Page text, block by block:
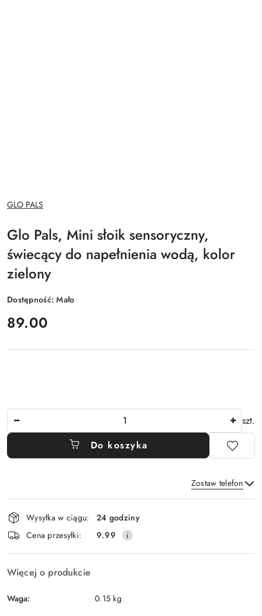
NAZWA
PRODUCENTA:
GLO PALS
Glo Pals, Mini słoik sensoryczny,
świecący do napełnienia wodą, kolor
zielony
Dostępność:Mało
cena:
89.00
szt.
Do koszyka
Zostaw telefon
Wyślij
Dostępność
i
dostawa
Wysyłka w ciągu:
24 godziny
Cena przesyłki:
9.99
Więcej o produkcie
Waga: 0.15 kg